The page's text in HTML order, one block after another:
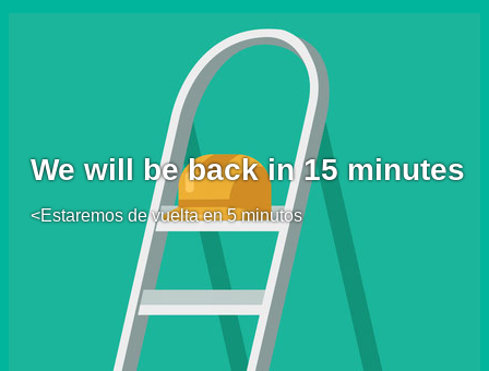
We will be back in 15 minutes
<Estaremos de vuelta en 5 minutos